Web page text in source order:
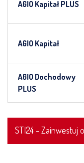
AGIO Kapitał PLUS
AGIO Kapitał
AGIO Dochodowy
PLUS
STI24 - Zainwestuj